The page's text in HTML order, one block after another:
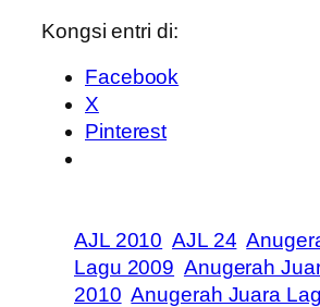
Kongsi entri di:
Facebook
X
Pinterest
AJL 2010 AJL 24
Lagu 2009 Anugerah
2010 Anugerah Juara